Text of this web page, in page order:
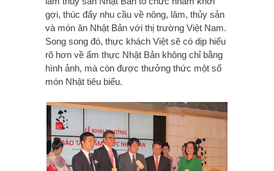
gợi, thúc đẩy nhu cầu về nông, lâm, thủy sản
và món ăn Nhật Bản với thị trường Việt Nam.
Song song đó, thực khách Việt sẽ có dịp hiểu
rõ hơn về ẩm thực Nhật Bản không chỉ bằng
hình ảnh, mà còn được thưởng thức một số
món Nhật tiêu biểu.